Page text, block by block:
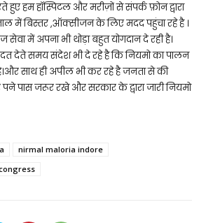
हम हॉस्पिटल और मरीज़ों से संपर्क फ़ोन द्वारा
में बिस्तर ,ऑक्सीजन के लिए मदद पहुंचा रहे है ।
सेवा में अपना भी थोड़ा बहुत योगदान दे रही है।
देते समय संदेश भी दे रहे है कि नियमो का पालन
साथ ही अपील भी कर रहे है जनता से की
पास जरूर रखे और सरकार के द्वारा जारी नियमो
nirmal maloria indore